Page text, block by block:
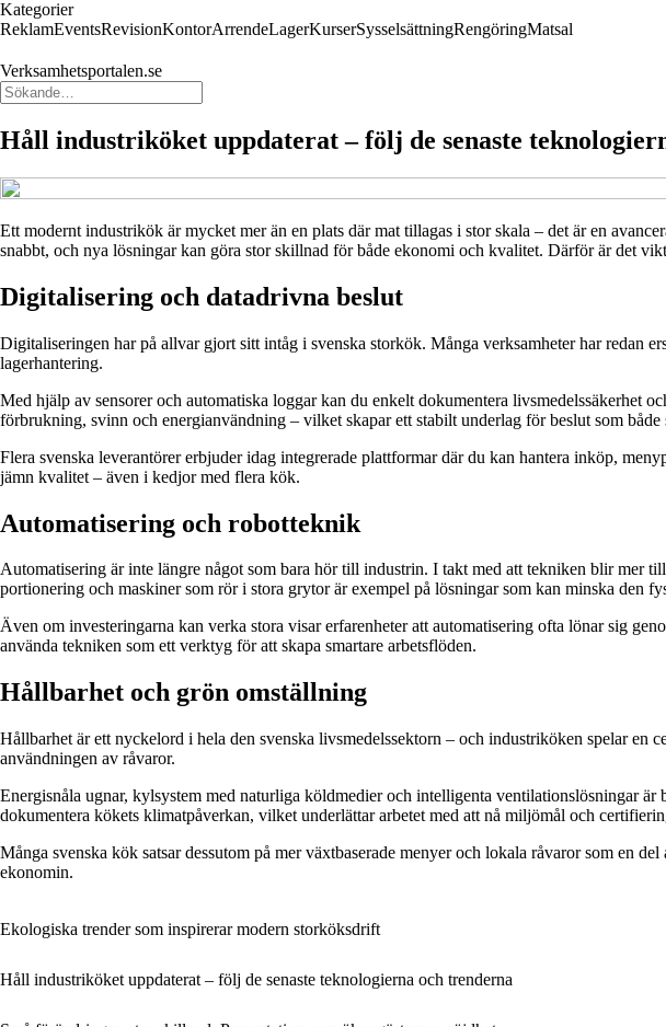
Kategorier
ReklamEventsRevisionKontorArrendeLagerKurserSysselsättningRengöringMatsal
Verksamhetsportalen.se
Håll industriköket uppdaterat – följ de senaste
Ett modernt industrikök är mycket mer än en plats där mat tillagas i stor skala – det är en
snabbt, och nya lösningar kan göra stor skillnad för både ekonomi och kvalitet. Därför är det
Digitalisering och datadrivna beslut
Digitaliseringen har på allvar gjort sitt intåg i svenska storkök. Många verksamheter har redan
lagerhantering.
Med hjälp av sensorer och automatiska loggar kan du enkelt dokumentera
förbrukning, svinn och energianvändning – vilket skapar ett stabilt underlag för beslut som
Flera svenska leverantörer erbjuder idag integrerade plattformar där du kan hantera inköp,
jämn kvalitet – även i kedjor med flera kök.
Automatisering och robotteknik
Automatisering är inte längre något som bara hör till industrin. I takt med att tekniken blir mer
portionering och maskiner som rör i stora grytor är exempel på lösningar som kan minska den
Även om investeringarna kan verka stora visar erfarenheter att automatisering ofta lönar sig
använda tekniken som ett verktyg för att skapa smartare arbetsflöden.
Hållbarhet och grön omställning
Hållbarhet är ett nyckelord i hela den svenska livsmedelssektorn – och industriköken spelar
användningen av råvaror.
Energisnåla ugnar, kylsystem med naturliga köldmedier och intelligenta ventilationslösningar
dokumentera kökets klimatpåverkan, vilket underlättar arbetet med att nå miljömål och
Många svenska kök satsar dessutom på mer växtbaserade menyer och lokala råvaror som en
ekonomin.
Ekologiska trender som inspirerar modern storköksdrift
Håll industriköket uppdaterat – följ de senaste teknologierna och trenderna